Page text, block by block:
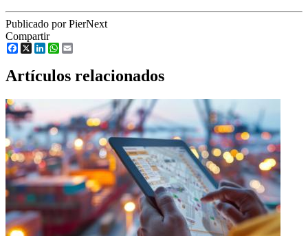
Publicado por PierNext
Compartir
Facebook
X LinkedInWhatsApp
Artículos relacionados